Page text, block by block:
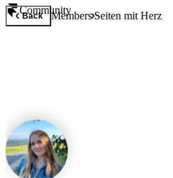
Community
Back MembersSeiten mit Herz